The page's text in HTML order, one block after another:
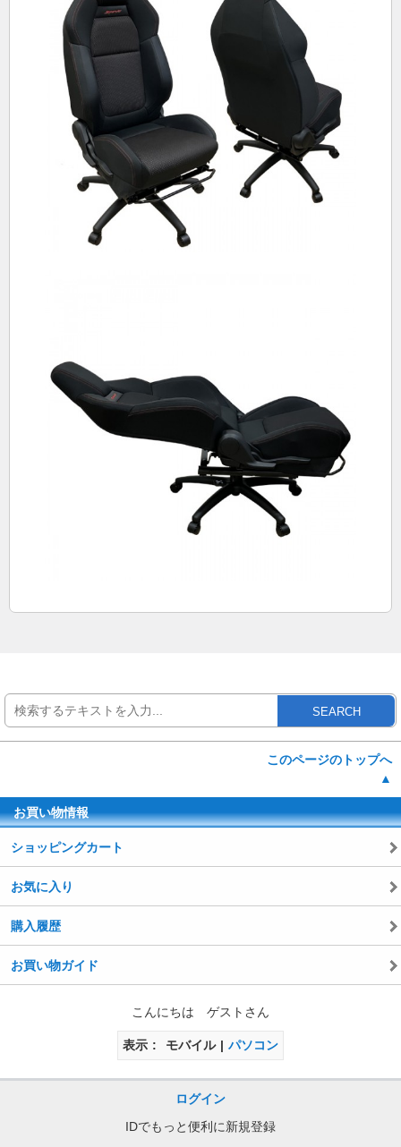
SEARCH
このページのトップへ
▲
お買い物情報
ショッピングカート
お気に入り
購入履歴
お買い物ガイド
こんにちは ゲストさん
表示 モバイル パソコン
ログイン
IDでもっと便利に新規登録